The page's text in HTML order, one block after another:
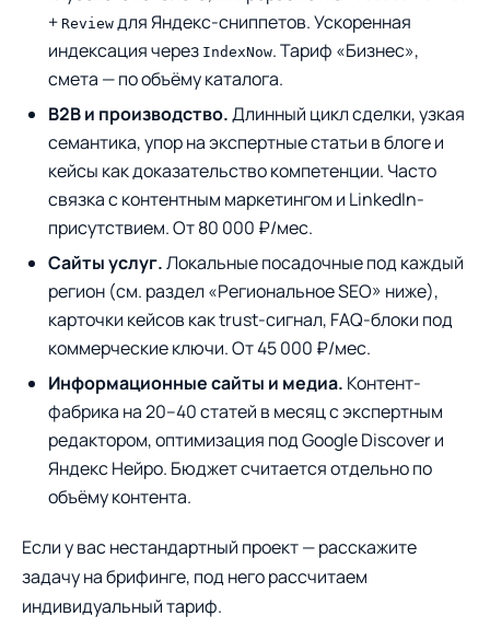
+ Review для Яндекс-сниппетов. Ускоренная
индексация через IndexNow. Тариф «Бизнес»,
смета — по объёму каталога.
B2B и производство.Длинный цикл сделки, узкая
семантика, упор на экспертные статьи в блоге и
кейсы как доказательство компетенции. Часто
связка с контентным маркетингом и LinkedIn-
присутствием. От 80 000 ₽/мес.
Сайты услуг.Локальные посадочные под каждый
регион (см. раздел «Региональное SEO» ниже),
карточки кейсов как trust-сигнал, FAQ-блоки под
коммерческие ключи. От 45 000 ₽/мес.
Информационные сайты и медиа. Контент-
фабрика на 20–40 статей в месяц с экспертным
редактором, оптимизация под Google Discover и
Яндекс Нейро. Бюджет считается отдельно по
объёму контента.
Если у вас нестандартный проект — расскажите
задачу на брифинге, под него рассчитаем
индивидуальный тариф.